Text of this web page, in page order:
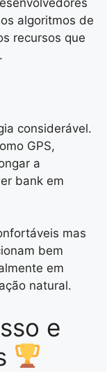
algoritmos de
recursos que
considerável.
GPS,
a
bank em
mas
bem
em
natural.
e